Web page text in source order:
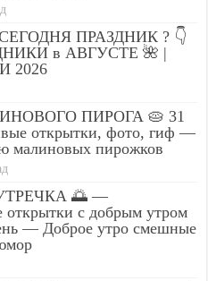
ПРАЗДНИК ? 👇
в АВГУСТЕ 🌺 |
2026
ПИРОГА 🥧 31
открытки, фото, гиф —
малиновых пирожков
🌅 —
открытки с добрым утром
— Доброе утро смешные